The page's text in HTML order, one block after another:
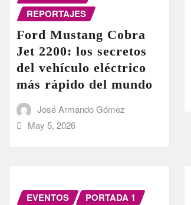
REPORTAJES
Ford Mustang Cobra
Jet 2200: los secretos
del vehículo eléctrico
más rápido del mundo
José Armando Gómez
May 5, 2026
EVENTOS PORTADA 1